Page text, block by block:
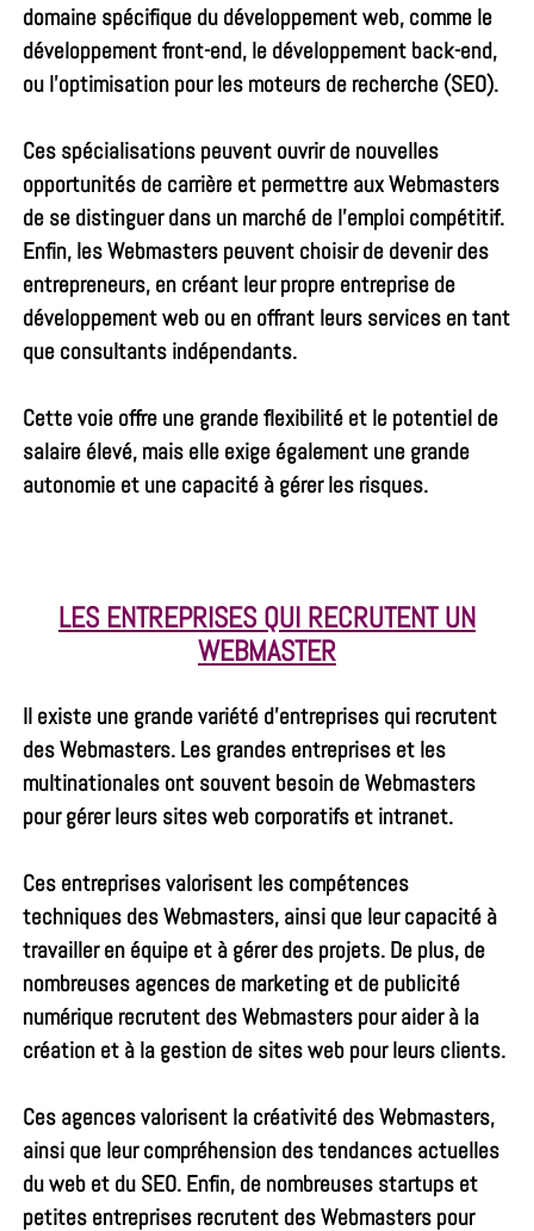
domaine spécifique du développement web, comme le
développement front-end, le développement back-end,
ou l’optimisation pour les moteurs de recherche (SEO).
Ces spécialisations peuvent ouvrir de nouvelles
opportunités de carrière et permettre aux Webmasters
de se distinguer dans un marché de l’emploi compétitif.
Enfin, les Webmasters peuvent choisir de devenir des
entrepreneurs, en créant leur propre entreprise de
développement web ou en offrant leurs services en tant
que consultants indépendants.
Cette voie offre une grande flexibilité et le potentiel de
salaire élevé, mais elle exige également une grande
autonomie et une capacité à gérer les risques.
LES ENTREPRISES QUI RECRUTENT UN
WEBMASTER
Il existe une grande variété d’entreprises qui recrutent
des Webmasters. Les grandes entreprises et les
multinationales ont souvent besoin de Webmasters
pour gérer leurs sites web corporatifs et intranet.
Ces entreprises valorisent les compétences
techniques des Webmasters, ainsi que leur capacité à
travailler en équipe et à gérer des projets. De plus, de
nombreuses agences de marketing et de publicité
numérique recrutent des Webmasters pour aider à la
création et à la gestion de sites web pour leurs clients.
Ces agences valorisent la créativité des Webmasters,
ainsi que leur compréhension des tendances actuelles
du web et du SEO. Enfin, de nombreuses startups et
petites entreprises recrutent des Webmasters pour